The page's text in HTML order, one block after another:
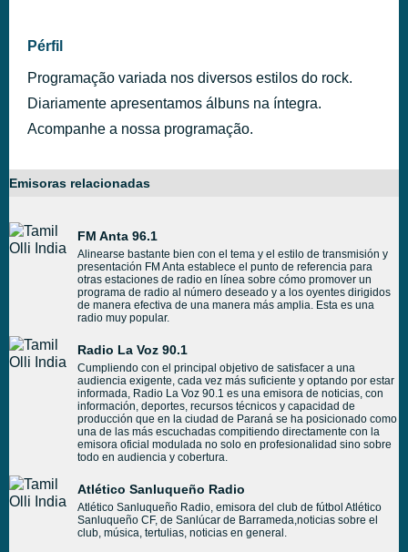
Pérfil
Programação variada nos diversos estilos do rock.
Diariamente apresentamos álbuns na íntegra.
Acompanhe a nossa programação.
Emisoras relacionadas
FM Anta 96.1
Alinearse bastante bien con el tema y el estilo de transmisión y
presentación FM Anta establece el punto de referencia para
otras estaciones de radio en línea sobre cómo promover un
programa de radio al número deseado y a los oyentes dirigidos
de manera efectiva de una manera más amplia. Esta es una
radio muy popular.
Radio La Voz 90.1
Cumpliendo con el principal objetivo de satisfacer a una
audiencia exigente, cada vez más suficiente y optando por estar
informada, Radio La Voz 90.1 es una emisora de noticias, con
información, deportes, recursos técnicos y capacidad de
producción que en la ciudad de Paraná se ha posicionado como
una de las más escuchadas compitiendo directamente con la
emisora oficial modulada no solo en profesionalidad sino sobre
todo en audiencia y cobertura.
Atlético Sanluqueño Radio
Atlético Sanluqueño Radio, emisora del club de fútbol Atlético
Sanluqueño CF, de Sanlúcar de Barrameda,noticias sobre el
club, música, tertulias, noticias en general.